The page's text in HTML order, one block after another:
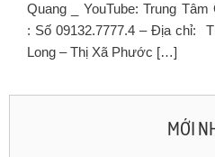
Quang _ YouTube: Trung
: Số 09132.7777.4 – Địa chỉ:
Long – Thị Xã Phước […]
MỚI